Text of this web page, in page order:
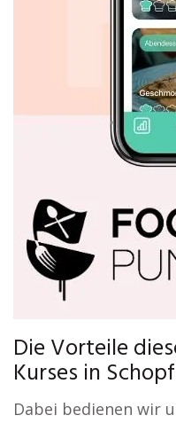
Die Vorteile
Kurses in
Dabei bedienen wir